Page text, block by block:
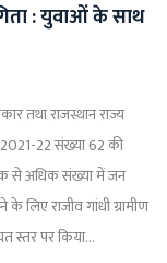
: युवाओं के साथ
तथा राजस्थान राज्य
2021-22 संख्या 62 की
से अधिक संख्या में जन
लिए राजीव गांधी ग्रामीण
स्तर पर किया...